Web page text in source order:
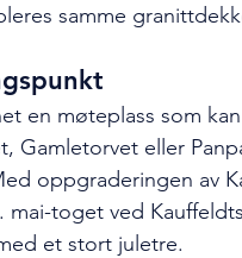
samme
en møteplass som
Gamletorvet eller
oppgraderingen av
mai-toget ved
et stort juletre.